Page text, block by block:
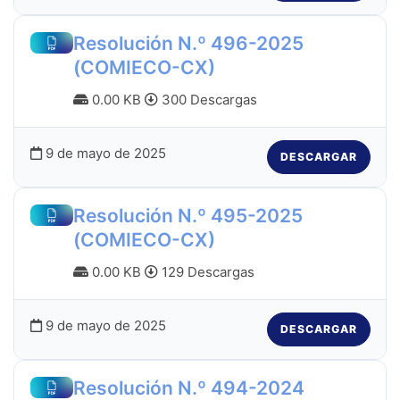
Resolución N.º 496-2025
(COMIECO-CX)
0.00 KB 300 Descargas
9 de mayo de 2025 DESCARGAR
Resolución N.º 495-2025
(COMIECO-CX)
0.00 KB 129 Descargas
9 de mayo de 2025 DESCARGAR
Resolución N.º 494-2024